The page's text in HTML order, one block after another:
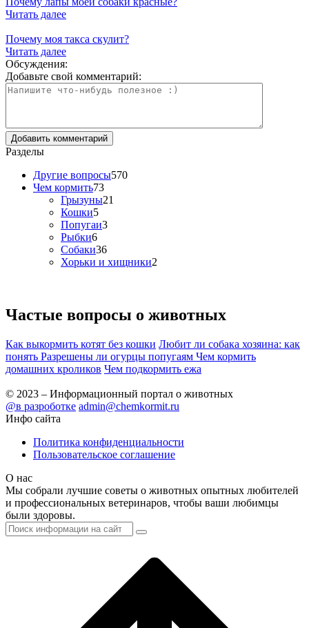
Читать далее
Почему моя такса скулит?
Читать далее
Обсуждения:
Добавьте свой комментарий:
Разделы
Другие вопросы570
Чем кормить73
Грызуны21
Кошки5
Попугаи3
Рыбки6
Собаки36
Хорьки и хищники2
Частые вопросы о животных
Как выкормить котят без кошки Любит ли собака хозяина: как
понять Разрешены ли огурцы попугаям Чем кормить
домашних кроликов Чем подкормить ежа
© 2023 – Информационный портал о животных
@в разроботке admin@chemkormit.ru
Инфо сайта
Политика конфиденциальности
Пользовательское соглашение
О нас
Мы собрали лучшие советы о животных опытных любителей
и профессиональных ветеринаров, чтобы ваши любимцы
были здоровы.